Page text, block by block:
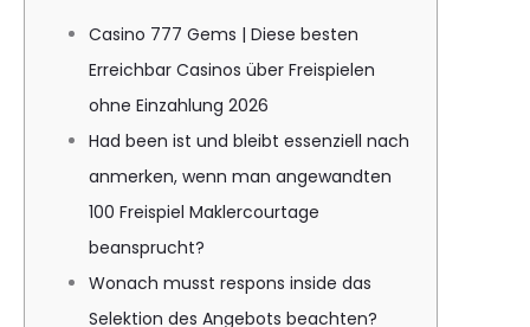
Casino 777 Gems | Diese besten
Erreichbar Casinos über Freispielen
ohne Einzahlung 2026
Had been ist und bleibt essenziell nach
anmerken, wenn man angewandten
100 Freispiel Maklercourtage
beansprucht?
Wonach musst respons inside das
Selektion des Angebots beachten?